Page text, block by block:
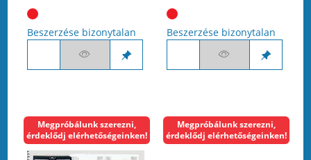
Beszerzése bizonytalan Beszerzése bizonytalan
Megpróbálunk szerezni,
érdeklődj elérhetőségeinken!
Megpróbálunk szerezni,
érdeklődj elérhetőségeinken!